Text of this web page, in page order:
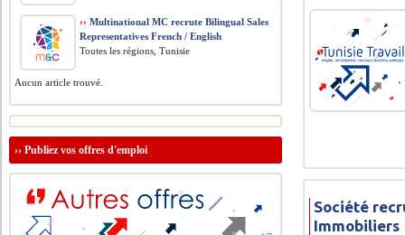
Société
Immobiliers
›› Multinational MC recrute Bilingual Sales
Representatives French / English
Toutes les régions, Tunisie
Aucun article trouvé.
››Publiez vos offres d'emploi